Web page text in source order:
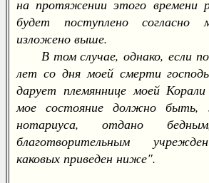
на протяжении этого времени
будет поступлено согласно
изложено выше.
В том случае, однако, если
лет со дня моей смерти
дарует племяннице моей
мое состояние должно быть,
нотариуса, отдано
благотворительным
каковых приведен ниже".